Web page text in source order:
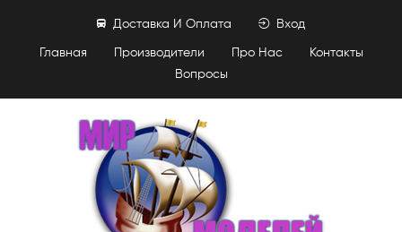
Главная Производители Про Нас
Контакты
Вопросы
Доставка И Оплата Вход